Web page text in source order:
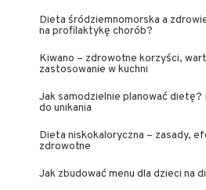
Dieta śródziemnomorska a
na profilaktykę chorób?
Kiwano – zdrowotne korzyści,
zastosowanie w kuchni
Jak samodzielnie planować dietę?
do unikania
Dieta niskokaloryczna – zasady,
zdrowotne
Jak zbudować menu dla dzieci na